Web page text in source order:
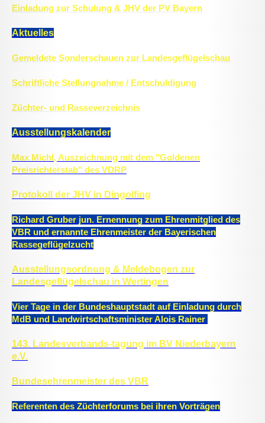
Einladung zur Schulung & JHV der PV Bayern
Aktuelles
Gemeldete Sonderschauen zur Landesgeflügelschau
Schriftliche Stellungnahme / Entschuldigung
Züchter- und Rasseverzeichnis
Ausstellungskalender
Max Michl, Auszeichnung mit dem "Goldenen
Preisrichterstab" des VDRP
Protokoll der JHV in Dingolfing
Richard Gruber jun. Ernennung zum Ehrenmitglied des
VBR und ernannte Ehrenmeister der Bayerischen
Rassegeflügelzucht
Ausstellungsordnung & Meldebogen zur
Landesgeflügelschau in Wertingen
Vier Tage in der Bundeshauptstadt auf Einladung durch
MdB und Landwirtschaftsminister Alois Rainer
143. Landesverbands-tagung im BV Niederbayern
e.V.
Bundesehrenmeister des VBR
Referenten des Züchterforums bei ihren Vorträgen